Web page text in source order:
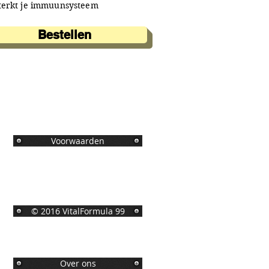
je immuunsysteem
Bestellen
Voorwaarden
© 2016 VitalFormula 99
Over ons